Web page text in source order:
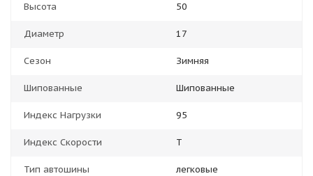
Высота 50
Диаметр 17
Сезон Зимняя
Шипованные Шипованные
Индекс Нагрузки 95
Индекс Скорости T
Тип автошины легковые